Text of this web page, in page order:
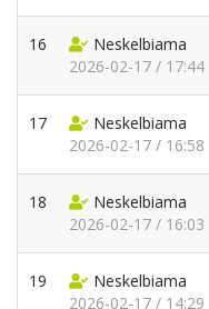
16
Neskelbiama
2026-02-17 / 17:44
17
Neskelbiama
2026-02-17 / 16:58
18
Neskelbiama
2026-02-17 / 16:03
19
Neskelbiama
2026-02-17 / 14:29